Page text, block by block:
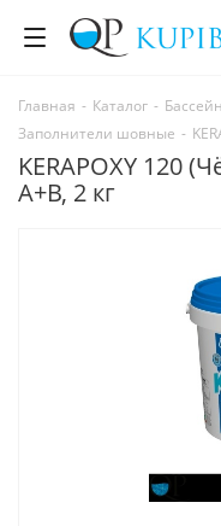
Главная - Каталог -
Заполнители шовные -
KERAPOXY 120
А+В, 2 кг